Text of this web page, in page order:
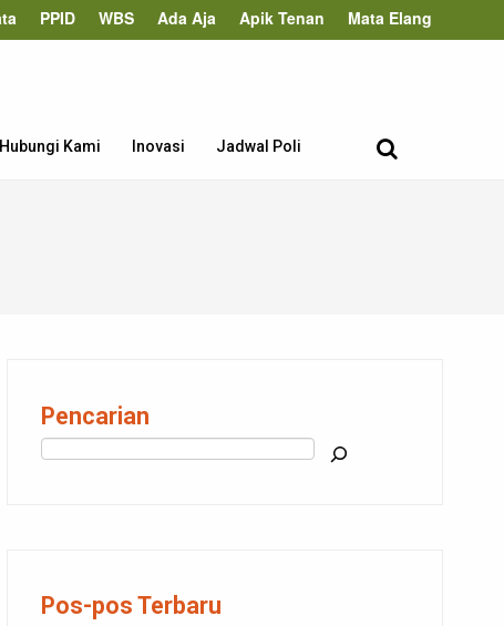
PPID WBS Ada Aja Apik Tenan Mata Elang
Hubungi Kami Inovasi Jadwal Poli
Pencarian
Pos-pos Terbaru